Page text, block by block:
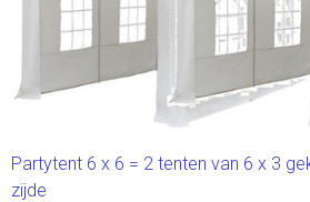
Partytent 6 x 6 = 2 tenten van 6 x 3
zijde